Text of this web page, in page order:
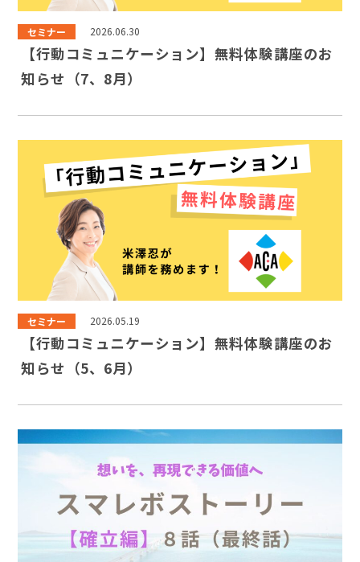
セミナー 2026.06.30
【行動コミュニケーション】無料体験講座のお
知らせ（7、8月）
セミナー 2026.05.19
【行動コミュニケーション】無料体験講座のお
知らせ（5、6月）